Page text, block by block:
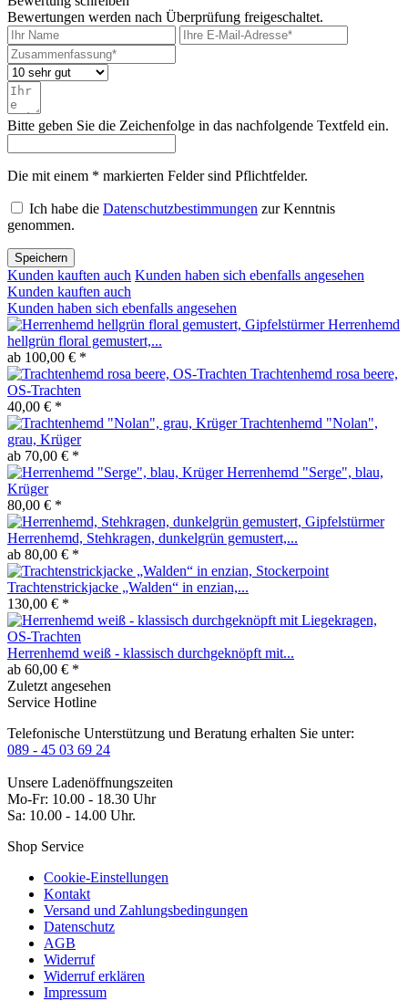
Bewertungen werden nach Überprüfung freigeschaltet.
Bitte geben Sie die Zeichenfolge in das nachfolgende Textfeld ein.
Die mit einem * markierten Felder sind Pflichtfelder.
Ich habe die Datenschutzbestimmungen zur Kenntnis
genommen.
Speichern
Kunden kauften auch Kunden haben sich ebenfalls angesehen
Kunden kauften auch
Kunden haben sich ebenfalls angesehen
Herrenhemd
hellgrün floral gemustert,...
ab 100,00 € *
Trachtenhemd rosa beere,
OS-Trachten
40,00 € *
Trachtenhemd "Nolan",
grau, Krüger
ab 70,00 € *
Herrenhemd "Serge", blau,
Krüger
80,00 € *
Herrenhemd, Stehkragen, dunkelgrün gemustert,...
ab 80,00 € *
Trachtenstrickjacke „Walden“ in enzian,...
130,00 € *
Herrenhemd weiß - klassisch durchgeknöpft mit...
ab 60,00 € *
Zuletzt angesehen
Service Hotline
Telefonische Unterstützung und Beratung erhalten Sie unter:
089 - 45 03 69 24
Unsere Ladenöffnungszeiten
Mo-Fr: 10.00 - 18.30 Uhr
Sa: 10.00 - 14.00 Uhr.
Shop Service
Cookie-Einstellungen
Kontakt
Versand und Zahlungsbedingungen
Datenschutz
AGB
Widerruf
Widerruf erklären
Impressum